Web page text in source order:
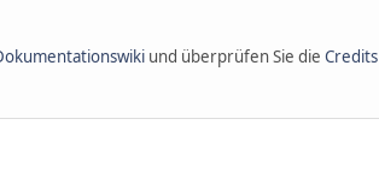
und überprüfen Sie die Credits